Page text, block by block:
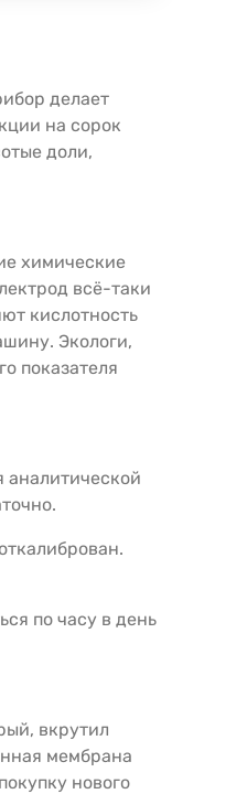
делает
на сорок
доли,
химические
всё-таки
кислотность
Экологи,
показателя
аналитической
по часу в день
вкрутил
мембрана
нового